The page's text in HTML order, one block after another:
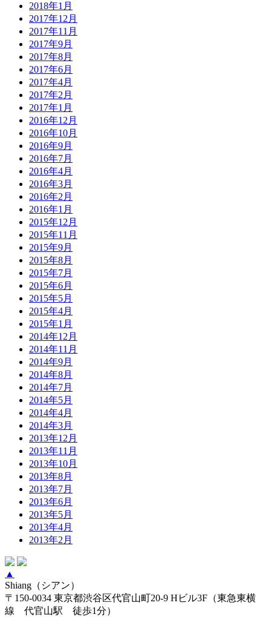
2018年1月
2017年12月
2017年11月
2017年9月
2017年8月
2017年6月
2017年4月
2017年2月
2017年1月
2016年12月
2016年10月
2016年9月
2016年7月
2016年4月
2016年3月
2016年2月
2016年1月
2015年12月
2015年11月
2015年9月
2015年8月
2015年7月
2015年6月
2015年5月
2015年4月
2015年1月
2014年12月
2014年11月
2014年9月
2014年8月
2014年7月
2014年5月
2014年4月
2014年3月
2013年12月
2013年11月
2013年10月
2013年8月
2013年7月
2013年6月
2013年5月
2013年4月
2013年2月
▲
Shiang（シアン）
〒150-0034 東京都渋谷区代官山町20-9 Hビル3F（東急東横
線 代官山駅 徒歩1分）